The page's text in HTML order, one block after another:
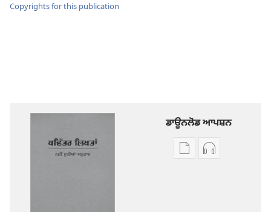
Copyrights for this publication
ਡਾਊਨਲੋਡ ਆਪਸ਼ਨ
ਡਿਜੀਟਲਆਡੀਓ